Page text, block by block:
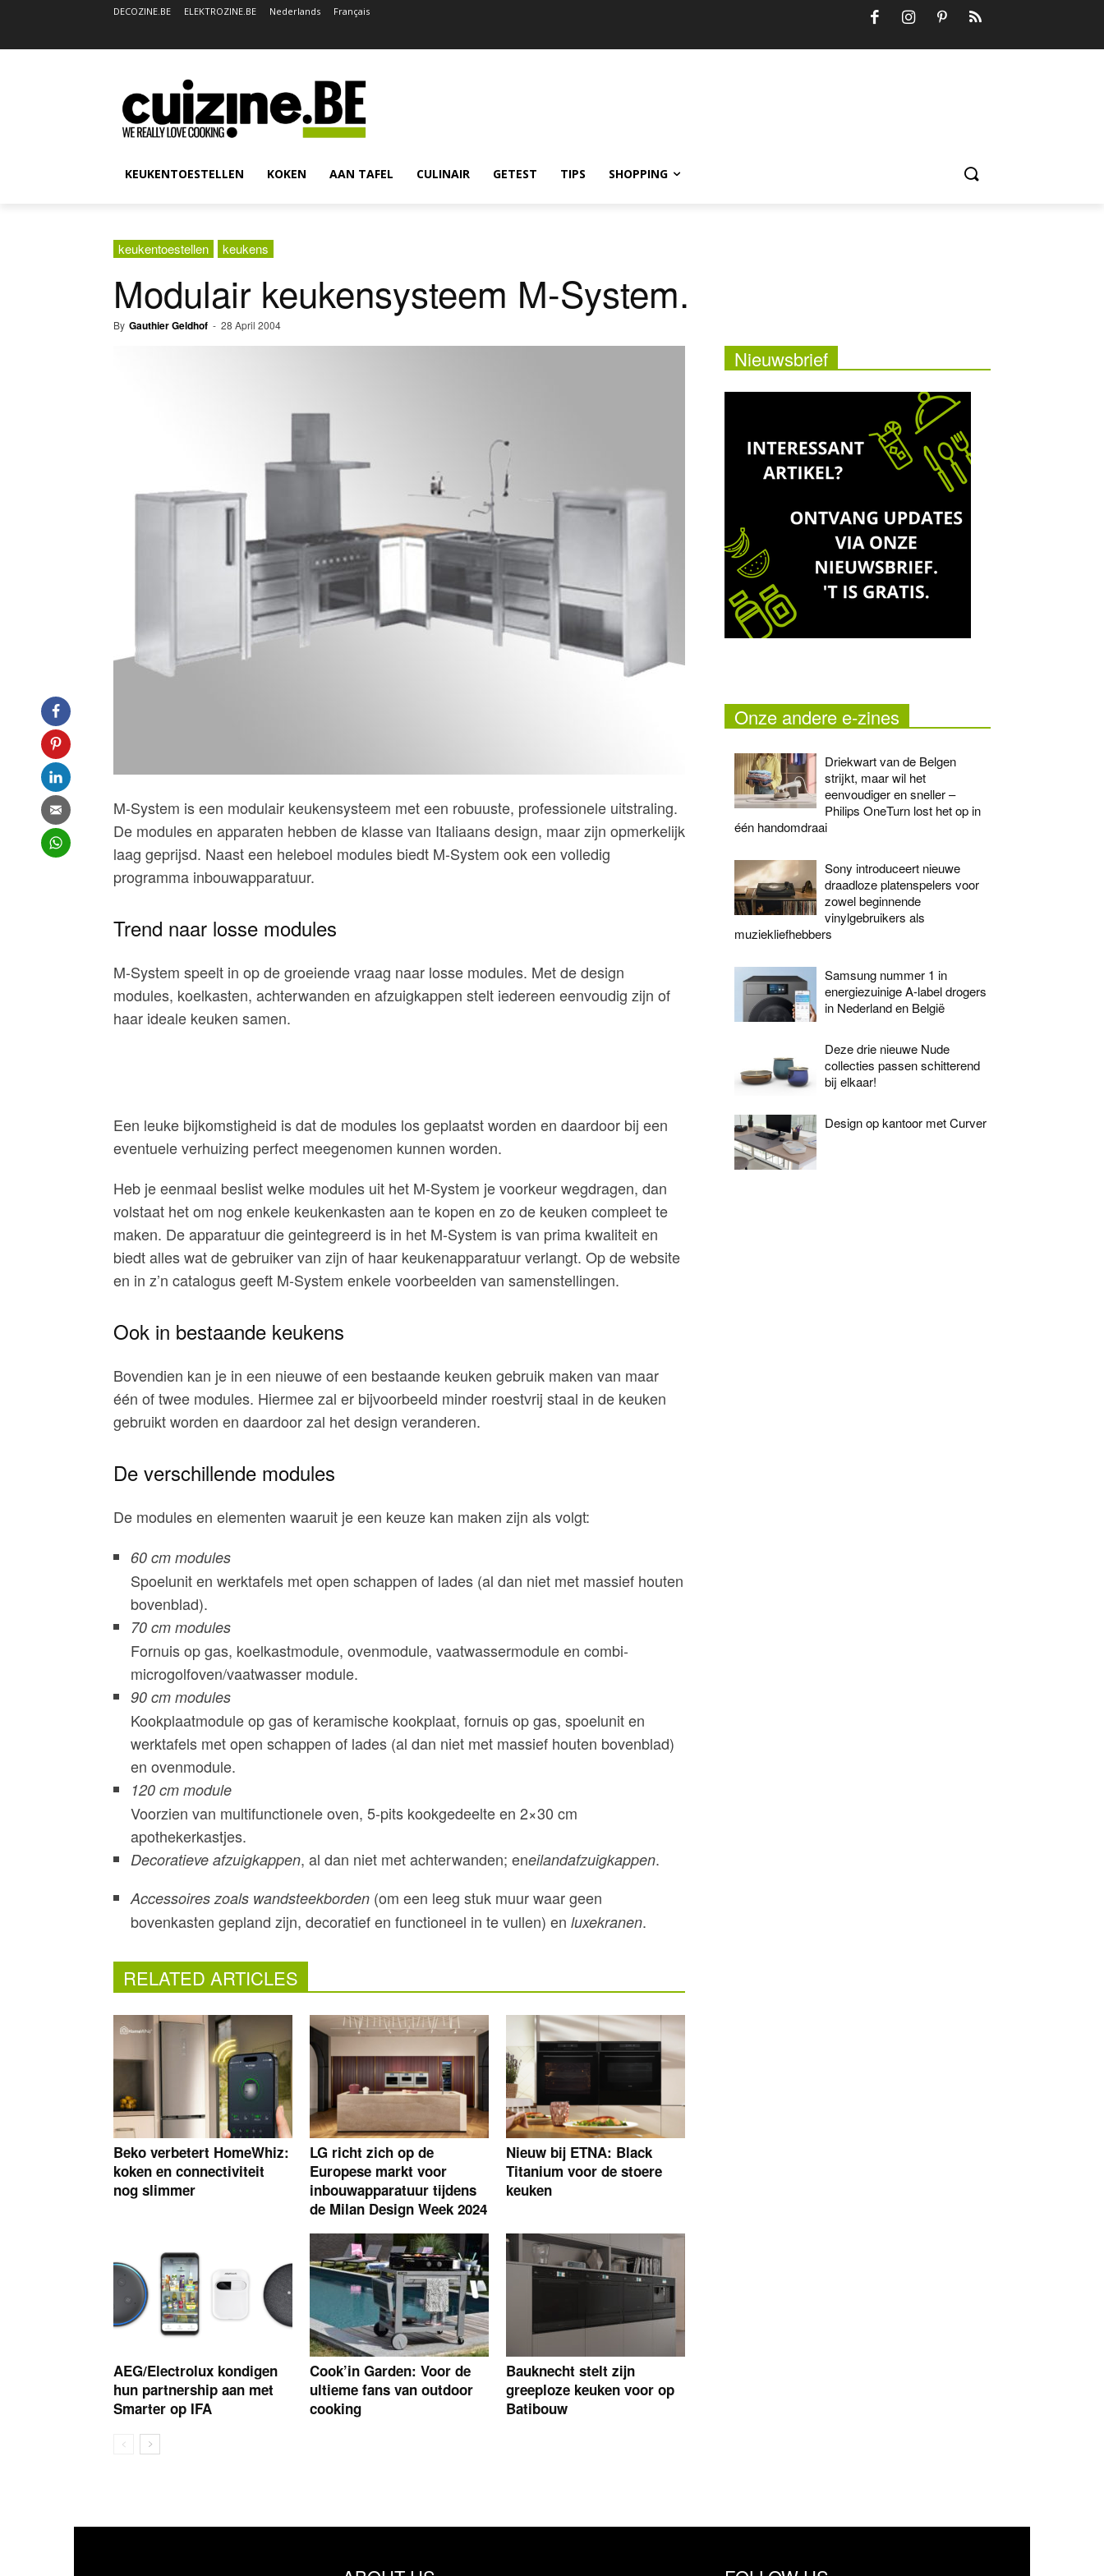
DECOZINE.BE ELEKTROZINE.BE Nederlands Français
KEUKENTOESTELLEN KOKEN AAN TAFEL CULINAIR GETEST TIPS SHOPPING
keukentoestellen keukens
Modulair keukensysteem M-System.
By Gauthier Geldhof - 28 April 2004
M-System is een modulair keukensysteem met een robuuste, professionele uitstraling.
De modules en apparaten hebben de klasse van Italiaans design, maar zijn opmerkelijk
laag geprijsd. Naast een heleboel modules biedt M-System ook een volledig
programma inbouwapparatuur.
Trend naar losse modules
M-System speelt in op de groeiende vraag naar losse modules. Met de design
modules, koelkasten, achterwanden en afzuigkappen stelt iedereen eenvoudig zijn of
haar ideale keuken samen.
Een leuke bijkomstigheid is dat de modules los geplaatst worden en daardoor bij een
eventuele verhuizing perfect meegenomen kunnen worden.
Heb je eenmaal beslist welke modules uit het M-System je voorkeur wegdragen, dan
volstaat het om nog enkele keukenkasten aan te kopen en zo de keuken compleet te
maken. De apparatuur die geintegreerd is in het M-System is van prima kwaliteit en
biedt alles wat de gebruiker van zijn of haar keukenapparatuur verlangt. Op de website
en in z’n catalogus geeft M-System enkele voorbeelden van samenstellingen.
Ook in bestaande keukens
Bovendien kan je in een nieuwe of een bestaande keuken gebruik maken van maar
één of twee modules. Hiermee zal er bijvoorbeeld minder roestvrij staal in de keuken
gebruikt worden en daardoor zal het design veranderen.
De verschillende modules
De modules en elementen waaruit je een keuze kan maken zijn als volgt:
60 cm modules
Spoelunit en werktafels met open schappen of lades (al dan niet met massief houten
bovenblad).
70 cm modules
Fornuis op gas, koelkastmodule, ovenmodule, vaatwassermodule en combi-
microgolfoven/vaatwasser module.
90 cm modules
Kookplaatmodule op gas of keramische kookplaat, fornuis op gas, spoelunit en
werktafels met open schappen of lades (al dan niet met massief houten bovenblad)
en ovenmodule.
120 cm module
Voorzien van multifunctionele oven, 5-pits kookgedeelte en 2×30 cm
apothekerkastjes.
Decoratieve afzuigkappen, al dan niet met achterwanden; eneilandafzuigkappen.
Accessoires zoals wandsteekborden (om een leeg stuk muur waar geen
bovenkasten gepland zijn, decoratief en functioneel in te vullen) en luxekranen.
RELATED ARTICLES
Beko verbetert HomeWhiz:
koken en connectiviteit
nog slimmer
LG richt zich op de
Europese markt voor
inbouwapparatuur tijdens
de Milan Design Week 2024
Nieuw bij ETNA: Black
Titanium voor de stoere
keuken
AEG/Electrolux kondigen
hun partnership aan met
Smarter op IFA
Cook’in Garden: Voor de
ultieme fans van outdoor
cooking
Bauknecht stelt zijn
greeploze keuken voor op
Batibouw
Nieuwsbrief
Onze andere e-zines
Driekwart van de Belgen
strijkt, maar wil het
eenvoudiger en sneller –
Philips OneTurn lost het op in
één handomdraai
Sony introduceert nieuwe
draadloze platenspelers voor
zowel beginnende
vinylgebruikers als
muziekliefhebbers
Samsung nummer 1 in
energiezuinige A-label drogers
in Nederland en België
Deze drie nieuwe Nude
collecties passen schitterend
bij elkaar!
Design op kantoor met Curver